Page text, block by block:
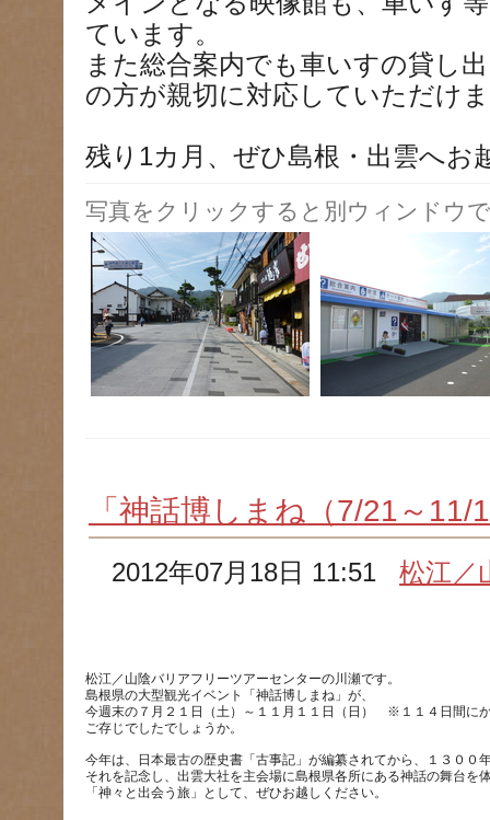
ています。
また総合案内でも車いすの貸し
の方が親切に対応していただけ
残り1カ月、ぜひ島根・出雲へお
写真をクリックすると別ウィンドウ
「神話博しまね（7/21～
2012年07月18日 11:51松江／
松江／山陰バリアフリーツアーセンターの川瀬です。
島根県の大型観光イベント「神話博しまね」が、
今週末の７月２１日（土）～１１月１１日（日）　※１１４日間に
ご存じでしたでしょうか。
今年は、日本最古の歴史書「古事記」が編纂されてから、１３００
それを記念し、出雲大社を主会場に島根県各所にある神話の舞台を